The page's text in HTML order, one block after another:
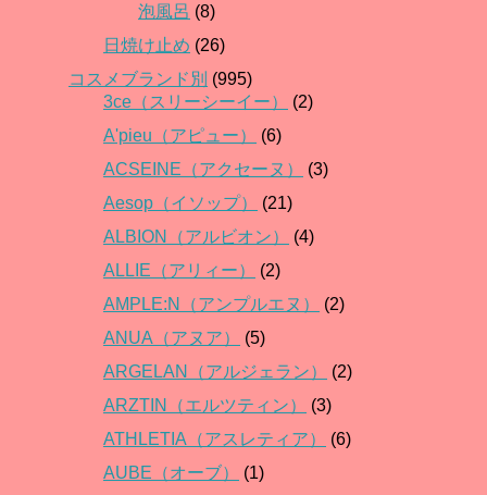
泡風呂 (8)
日焼け止め (26)
コスメブランド別 (995)
3ce（スリーシーイー）
(2)
A'pieu（アピュー）
(6)
ACSEINE（アクセーヌ）
(3)
Aesop（イソップ）
(21)
ALBION（アルビオン）
(4)
ALLIE（アリィー）
(2)
AMPLE:N（アンプルエヌ）
(2)
ANUA（アヌア）
(5)
ARGELAN（アルジェラン）
(2)
ARZTIN（エルツティン）
(3)
ATHLETIA（アスレティア）
(6)
AUBE（オーブ）
(1)